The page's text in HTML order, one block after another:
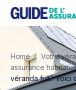
Home
Votre
assurance
véranda fuit? Voici